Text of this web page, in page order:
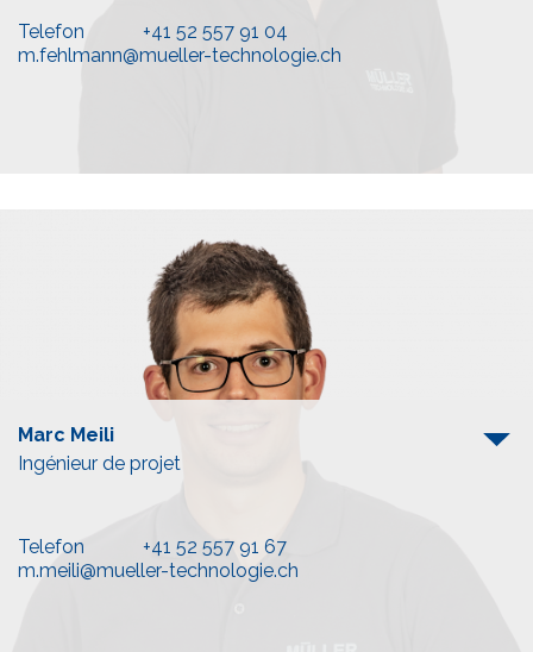
Telefon
+41 52 557 91 04
m.fehlmann@mueller-technologie.ch
Marc Meili
Ingénieur de projet
Telefon
+41 52 557 91 67
m.meili@mueller-technologie.ch